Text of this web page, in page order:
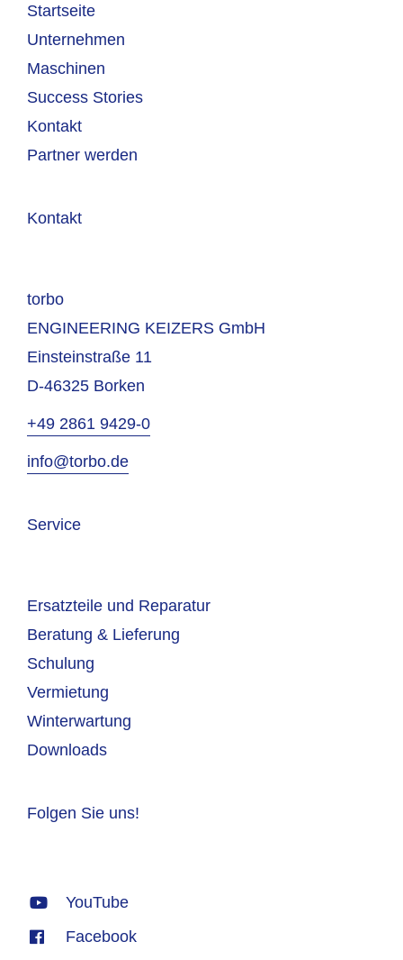
Startseite
Unternehmen
Maschinen
Success Stories
Kontakt
Partner werden
Kontakt
torbo
ENGINEERING KEIZERS GmbH
Einsteinstraße 11
D-46325 Borken
+49 2861 9429-0
info@torbo.de
Service
Ersatzteile und Reparatur
Beratung & Lieferung
Schulung
Vermietung
Winterwartung
Downloads
Folgen Sie uns!
YouTube
Facebook